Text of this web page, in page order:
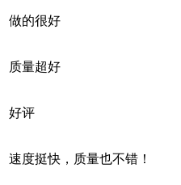
做的很好
质量超好
好评
速度挺快，质量也不错！